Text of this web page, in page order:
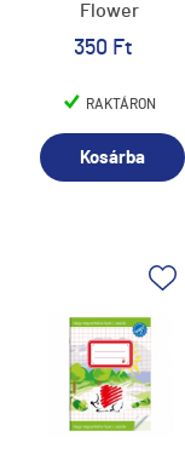
Flower
Fairy
350 Ft
RAKTÁRON
Kosárba